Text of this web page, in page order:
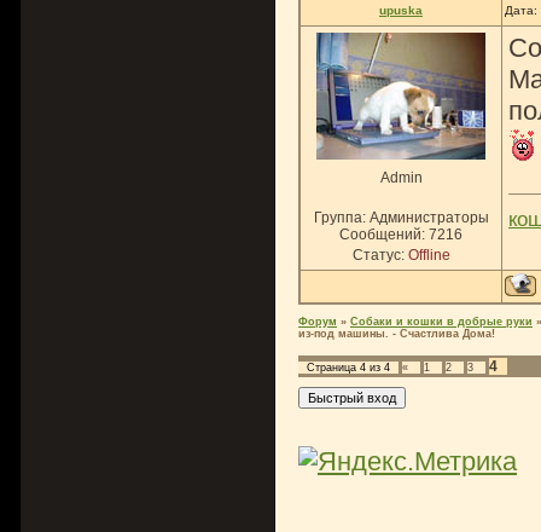
upuska
Admin
Группа: Администраторы
Сообщений: 7216
Статус: Offline
Форум » Собаки и кошки в добрые руки »
из-под машины. - Счастлива Дома!
Страница 4 из 4 « 1 2 3 4